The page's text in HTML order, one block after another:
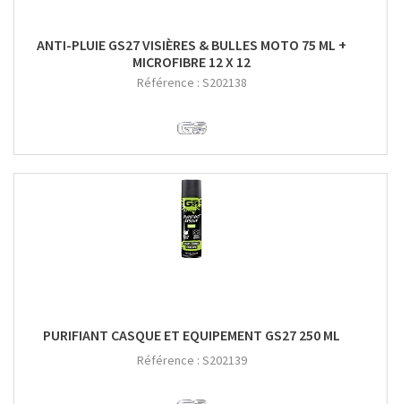
ANTI-PLUIE GS27 VISIÈRES & BULLES MOTO 75 ML +
MICROFIBRE 12 X 12
Référence : S202138
PURIFIANT CASQUE ET EQUIPEMENT GS27 250 ML
Référence : S202139